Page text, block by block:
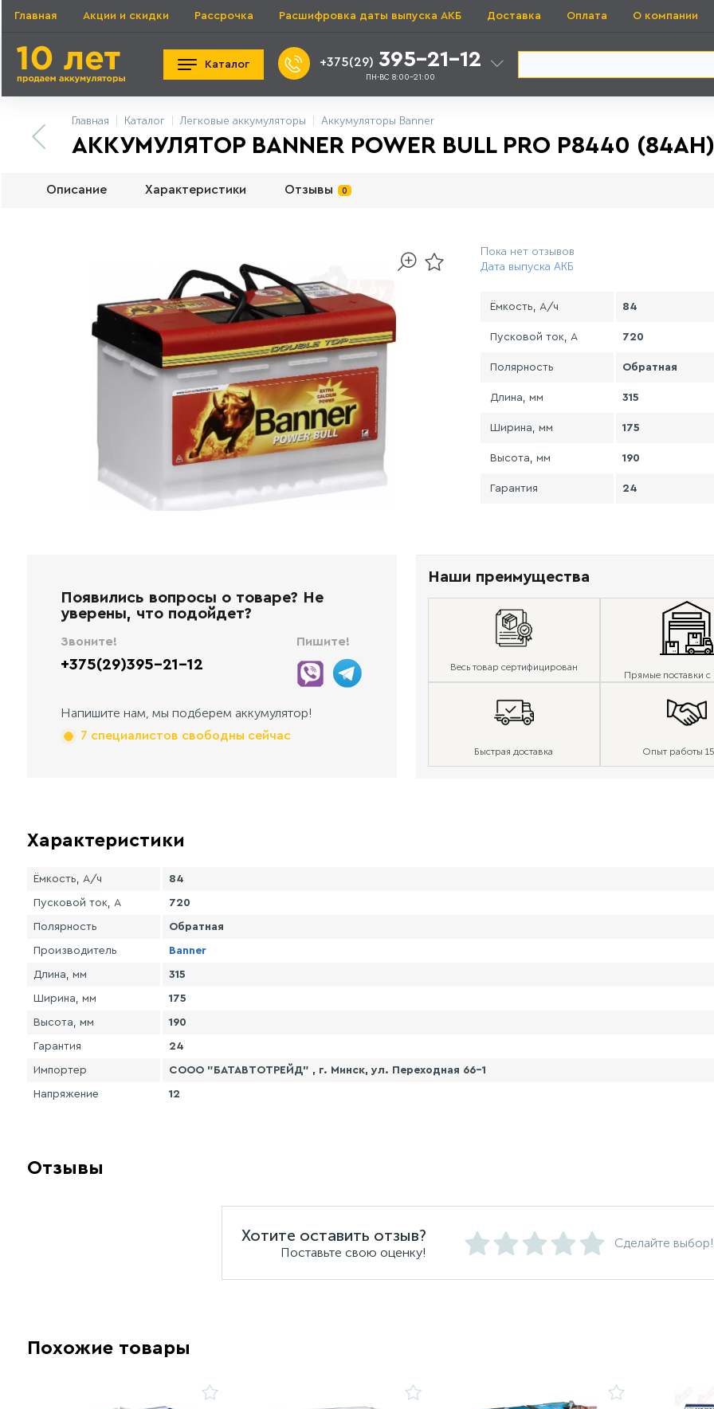
Главная Акции и скидки Рассрочка Расшифровка даты выпуска АКБ Доставка Оплата О компании
Каталог +375(29) 395-21-12
ПН-ВС 8:00-21:00
Главная Каталог Легковые аккумуляторы Аккумуляторы Banner
АККУМУЛЯТОР BANNER POWER BULL PRO P8440
Описание Характеристики Отзывы 0
Пока нет отзывов
Дата выпуска АКБ
Ёмкость, А/ч 84
Пусковой ток, А 720
Полярность Обратная
Длина, мм 315
Ширина, мм 175
Высота, мм 190
Гарантия 24
Появились вопросы о товаре? Не
уверены, что подойдет?
Звоните!
+375(29)395-21-12
Пишите!
Напишите нам, мы подберем аккумулятор!
7 специалистов свободны сейчас
Наши преимущества
Весь товар сертифицирован
Прямые поставки с
Быстрая доставка Опыт работы
Характеристики
Ёмкость, А/ч 84
Пусковой ток, А 720
Полярность Обратная
Производитель Banner
Длина, мм 315
Ширина, мм 175
Высота, мм 190
Гарантия 24
Импортер СООО "БАТАВТОТРЕЙД" , г. Минск, ул. Переходная 66-1
Напряжение 12
Отзывы
Хотите оставить отзыв?
Поставьте свою оценку!
Сделайте выбор!
Похожие товары